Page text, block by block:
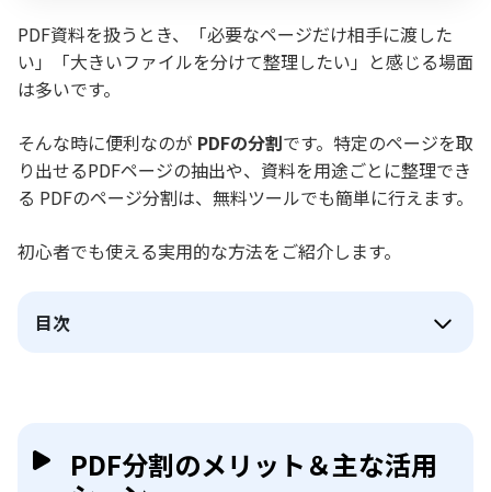
PDF資料を扱うとき、「必要なページだけ相手に渡した
い」「大きいファイルを分けて整理したい」と感じる場面
は多いです。
そんな時に便利なのが PDFの分割です。特定のページを取
り出せるPDFページの抽出や、資料を用途ごとに整理でき
る PDFのページ分割は、無料ツールでも簡単に行えます。
初心者でも使える実用的な方法をご紹介します。
目次
PDF分割のメリット＆主な活用